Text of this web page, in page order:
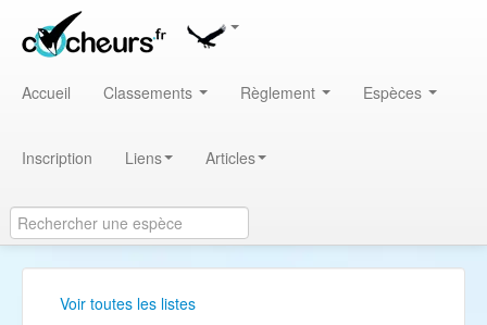
Accueil Classements Règlement Espèces
Inscription Liens Articles
Voir toutes les listes